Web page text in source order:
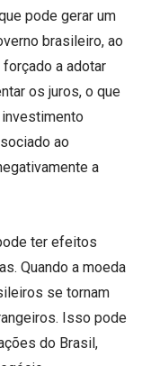
pode gerar um
brasileiro, ao
a adotar
os juros, o que
ao
a
ter efeitos
Quando a moeda
se tornam
Isso pode
do Brasil,